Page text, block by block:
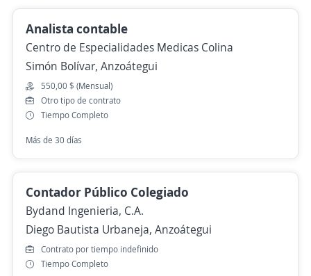
Analista contable
Centro de Especialidades Medicas Colina
Simón Bolívar, Anzoátegui
550,00 $ (Mensual)
Otro tipo de contrato
Tiempo Completo
Más de 30 días
Contador Público Colegiado
Bydand Ingenieria, C.A.
Diego Bautista Urbaneja, Anzoátegui
Contrato por tiempo indefinido
Tiempo Completo